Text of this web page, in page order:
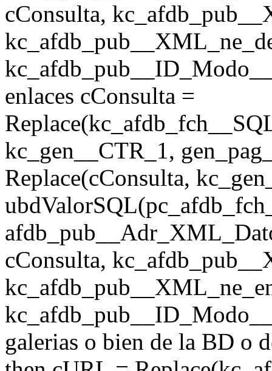
cConsulta,
enlaces cConsulta =
kc_gen__CTR_1,
Replace(cConsulta,
cConsulta,
galerias o bien de la BD o